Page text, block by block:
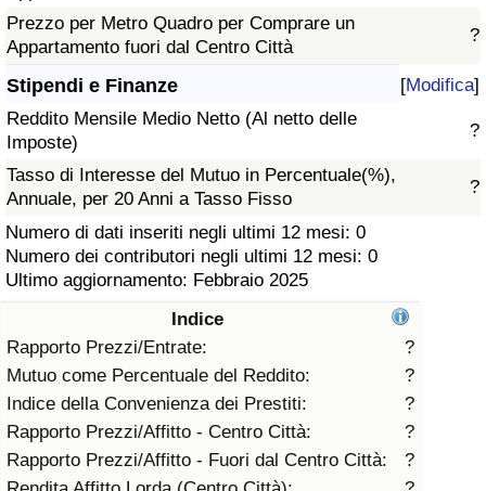
Prezzo per Metro Quadro per Comprare un
Appartamento fuori dal Centro Città
?
Stipendi e Finanze [Modifica]
Reddito Mensile Medio Netto (Al netto delle
Imposte)
?
Tasso di Interesse del Mutuo in Percentuale(%),
Annuale, per 20 Anni a Tasso Fisso
?
Numero di dati inseriti negli ultimi 12 mesi: 0
Numero dei contributori negli ultimi 12 mesi: 0
Ultimo aggiornamento: Febbraio 2025
Indice
Rapporto Prezzi/Entrate:
?
Mutuo come Percentuale del Reddito:
?
Indice della Convenienza dei Prestiti:
?
Rapporto Prezzi/Affitto - Centro Città:
?
Rapporto Prezzi/Affitto - Fuori dal Centro Città:
?
Assistenza Sanitaria
Indice dell’Assistenza Sanitaria (Corrente)
Indice dell’Assistenza Sanitaria
Indice dell’Assistenza Sanitaria per
Nazione
Inquinamento
Indice dell’Inquinamento (Corrente)
Indice di inquinamento
Indice dell’Inquinamento per Nazione